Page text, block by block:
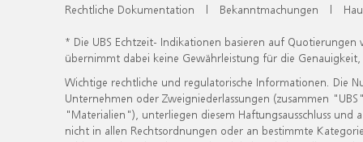
Rechtliche Dokumentation | Bekanntmachungen |
* Die UBS Echtzeit- Indikationen basieren auf
übernimmt dabei keine Gewährleistung für die
Wichtige rechtliche und regulatorische Informationen. Die
Unternehmen oder Zweigniederlassungen (zusammen
"Materialien"), unterliegen diesem Haftungsausschluss
nicht in allen Rechtsordnungen oder an bestimmte